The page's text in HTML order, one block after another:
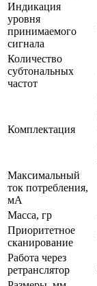
Индикация
уровня
принимаемого
сигнала
Количество
субтональных
частот
Комплектация
Максимальный
ток потребления,
мА
Масса, гр
Приоритетное
сканирование
Работа через
ретранслятор